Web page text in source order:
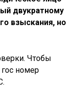
двукратному
взыскания, но
Чтобы
номер